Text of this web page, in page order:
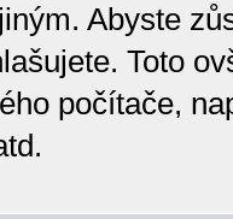
Abyste
Toto
počítače,